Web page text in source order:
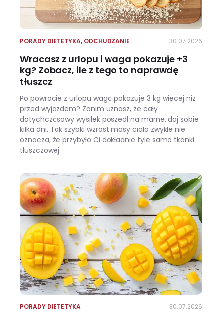
PORADY DIETETYKA, ODCHUDZANIE 30.07.2026
Wracasz z urlopu i waga pokazuje +3
kg? Zobacz, ile z tego to naprawdę
tłuszcz
Po powrocie z urlopu waga pokazuje 3 kg więcej niż
przed wyjazdem? Zanim uznasz, że cały
dotychczasowy wysiłek poszedł na marne, daj sobie
kilka dni. Tak szybki wzrost masy ciała zwykle nie
oznacza, że przybyło Ci dokładnie tyle samo tkanki
tłuszczowej.
PORADY DIETETYKA 30.07.2026